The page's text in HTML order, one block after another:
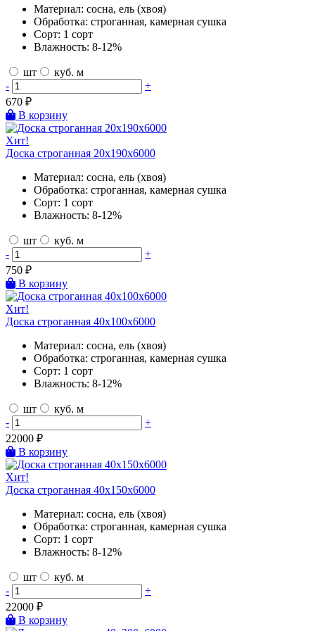
Материал: сосна, ель (хвоя)
Обработка: строганная, камерная сушка
Сорт: 1 сорт
Влажность: 8-12%
шт
куб. м
-
+
670 ₽
В корзину
Хит!
Доска строганная 20х190х6000
Материал: сосна, ель (хвоя)
Обработка: строганная, камерная сушка
Сорт: 1 сорт
Влажность: 8-12%
шт
куб. м
-
+
750 ₽
В корзину
Хит!
Доска строганная 40х100х6000
Материал: сосна, ель (хвоя)
Обработка: строганная, камерная сушка
Сорт: 1 сорт
Влажность: 8-12%
шт
куб. м
-
+
22000 ₽
В корзину
Хит!
Доска строганная 40х150х6000
Материал: сосна, ель (хвоя)
Обработка: строганная, камерная сушка
Сорт: 1 сорт
Влажность: 8-12%
шт
куб. м
-
+
22000 ₽
В корзину